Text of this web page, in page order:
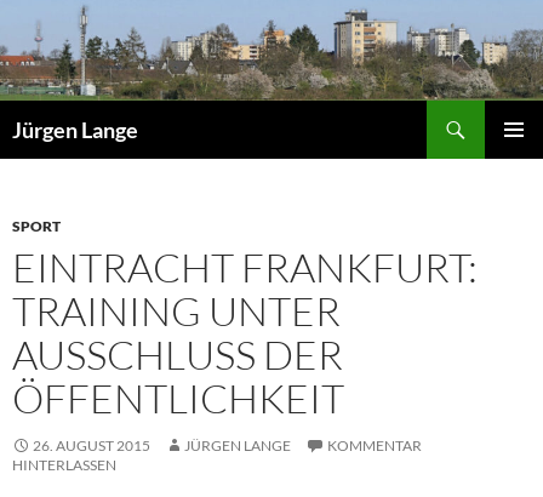
Inhalt
springen
Jürgen Lange
SPORT
EINTRACHT FRANKFURT:
TRAINING UNTER
AUSSCHLUSS DER
ÖFFENTLICHKEIT
26. AUGUST 2015 JÜRGEN LANGE
KOMMENTAR
HINTERLASSEN